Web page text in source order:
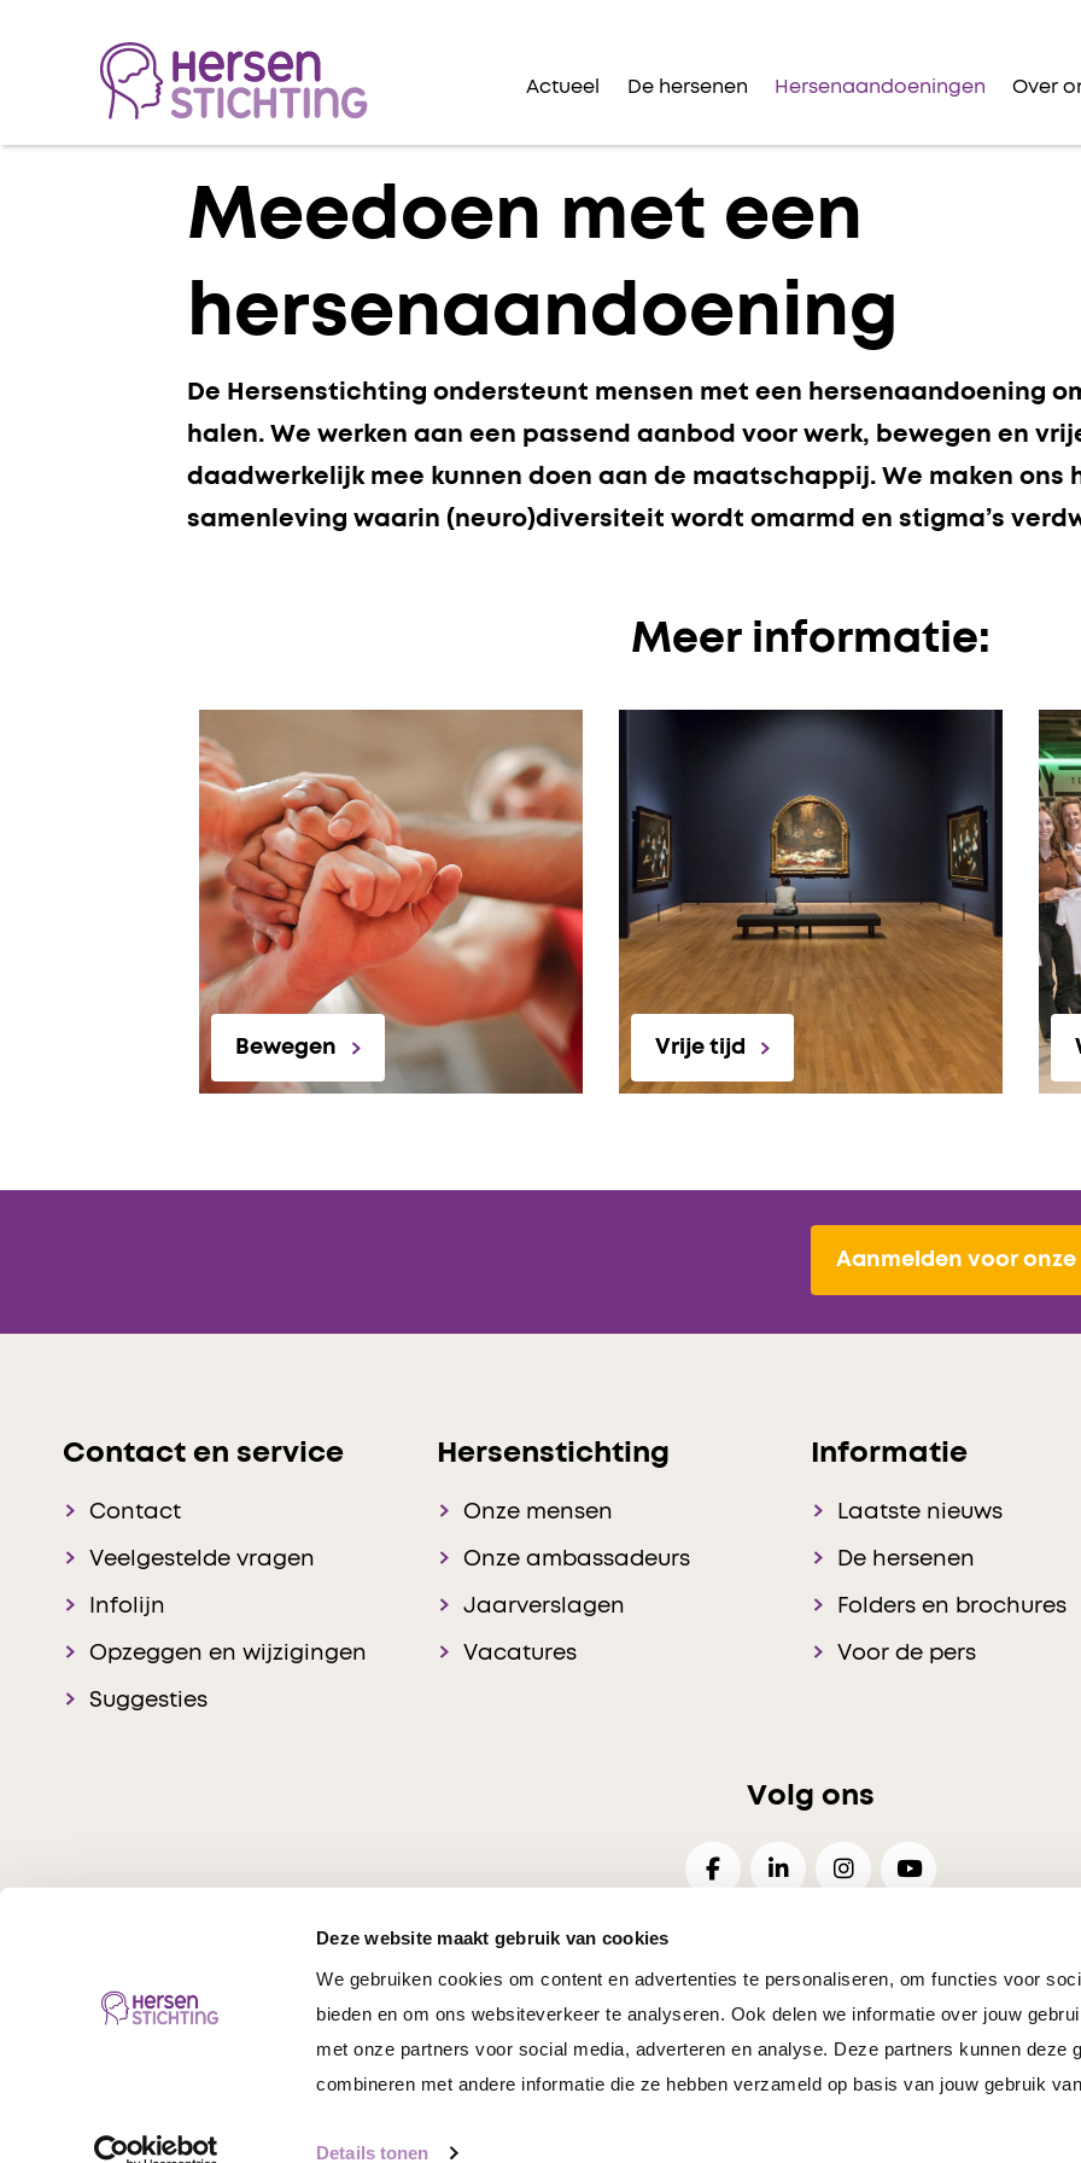
Deze website maakt gebruik van cookies
We gebruiken cookies om content en advertenties te personaliseren, om functies voor
bieden en om ons websiteverkeer te analyseren. Ook delen we informatie over jouw
met onze partners voor social media, adverteren en analyse. Deze partners kunnen deze
combineren met andere informatie die ze hebben verzameld op basis van jouw gebruik
Details tonen
Actueel De hersenen Hersenaandoeningen Over
Lees voor
Meedoen met een
hersenaandoening
De Hersenstichting ondersteunt mensen met een hersenaandoening
halen. We werken aan een passend aanbod voor werk, bewegen en
daadwerkelijk mee kunnen doen aan de maatschappij. We maken ons
samenleving waarin (neuro)diversiteit wordt omarmd en stigma’s
Meer informatie:
Bewegen Vrije tijd
Aanmelden voor
Contact en service
Contact
Veelgestelde vragen
Infolijn
Opzeggen en wijzigingen
Suggesties
Hersenstichting
Onze mensen
Onze ambassadeurs
Jaarverslagen
Vacatures
Informatie
Laatste nieuws
De hersenen
Folders en brochures
Voor de pers
Volg ons
Hersenstichting © 2026 Disclaimer Privacy Cookies Voorkeuren